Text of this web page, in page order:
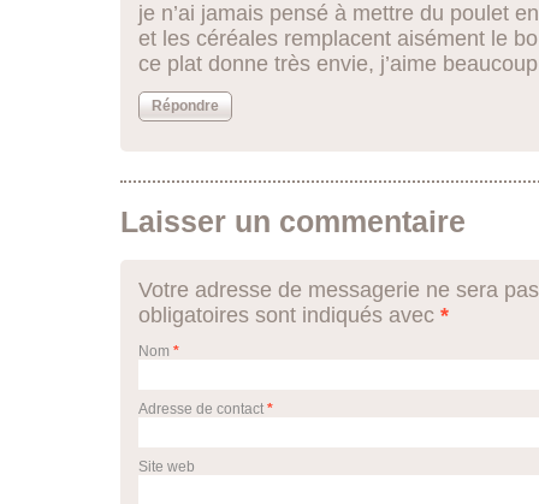
je n’ai jamais pensé à mettre du poulet
et les céréales remplacent aisément le
ce plat donne très envie, j’aime
Répondre
Laisser un commentaire
Votre adresse de messagerie ne sera
obligatoires sont indiqués avec *
Nom *
Adresse de contact *
Site web